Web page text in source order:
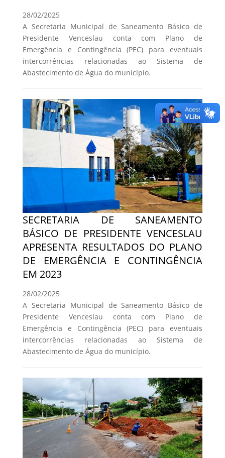
28/02/2025
A Secretaria Municipal de Saneamento Básico de
Presidente Venceslau conta com Plano de
Emergência e Contingência (PEC) para eventuais
intercorrências relacionadas ao Sistema de
Abastecimento de Água do município.
SECRETARIA DE SANEAMENTO
BÁSICO DE PRESIDENTE VENCESLAU
APRESENTA RESULTADOS DO PLANO
DE EMERGÊNCIA E CONTINGÊNCIA
EM 2023
28/02/2025
A Secretaria Municipal de Saneamento Básico de
Presidente Venceslau conta com Plano de
Emergência e Contingência (PEC) para eventuais
intercorrências relacionadas ao Sistema de
Abastecimento de Água do município.